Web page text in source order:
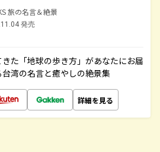
旅の名言＆絶景
発売
た「地球の歩き方」があなたにお届
湾の名言と癒やしの絶景集
詳細を見る